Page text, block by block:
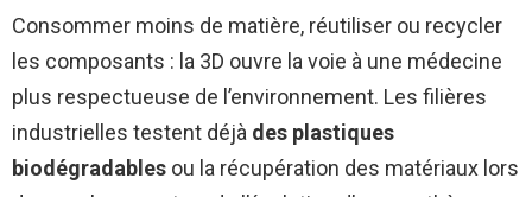
Consommer moins de matière, réutiliser ou recycler
les composants : la 3D ouvre la voie à une médecine
plus respectueuse de l’environnement. Les filières
industrielles testent déjà des plastiques
biodégradables ou la récupération des matériaux lors